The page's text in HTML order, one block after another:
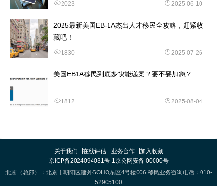
2023 2025-06-10
2025最新美国EB-1A杰出人才移民全攻略，赶紧收
藏吧！
1830 2025-07-26
美国EB1A移民到底多快能递案？要不要加急？
1812 2025-08-04
关于我们 在线评估 业务合作
加入收藏
京ICP备2024094031号-1京公网安备 00000号
北京（总部）：北京市朝阳区建外SOHO东区4号楼606 移民业务咨询电话：010-
52905100